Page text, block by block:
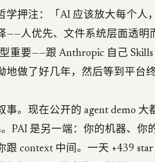
学押注：「AI 应该放大每个人
——人优先、文件系统层面透明
重要——跟 Anthropic 自己
地做了好几年，然后等到平台
。现在公开的 agent demo 大
。PAI 是另一端：你的机器、
跟 context 中间。一天 +439